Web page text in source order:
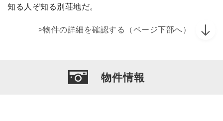
知る人ぞ知る別荘地だ。
>物件の詳細を確認する（ページ下部へ）
物件情報